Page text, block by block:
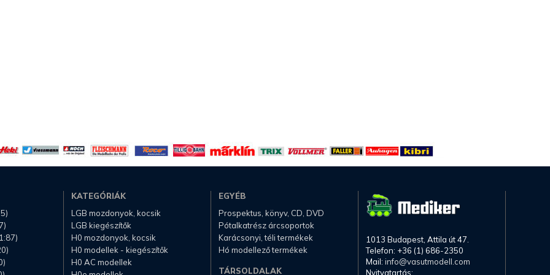
KATEGÓRIÁK
LGB mozdonyok, kocsik
LGB kiegészítők
H0 mozdonyok, kocsik
H0 modellek - kiegészítők
H0 AC modellek
EGYÉB
Prospektus, könyv, CD, DVD
Pótalkatrész árcsoportok
Karácsonyi, téli termékek
Hó modellező termékek
TÁRSOLDALAK
1013 Budapest, Attila út 47.
Telefon: +36 (1) 686-2350
Mail: info@vasutmodell.com
Nyitvatartás: